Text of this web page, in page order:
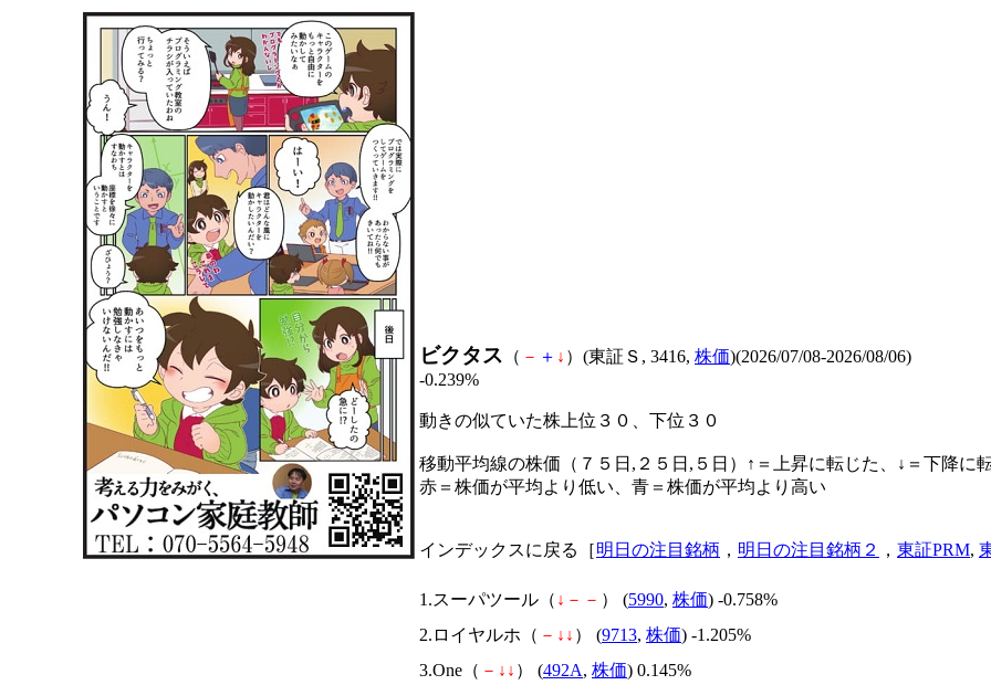
ビクタス （ － ＋ ↓ ）(東証Ｓ, 3416, 株価)(2026/07/08-2026/08/06)
-0.239%
動きの似ていた株上位３０、下位３０
移動平均線の株価（７５日,２５日,５日）↑＝上昇に転じた、↓＝下降に
赤＝株価が平均より低い、青＝株価が平均より高い
インデックスに戻る［明日の注目銘柄 ， 明日の注目銘柄２ ， 東証PRM,
1.スーパツール（ ↓ － － ） (5990, 株価) -0.758%
2.ロイヤルホ（ － ↓ ↓ ） (9713, 株価) -1.205%
3.One（ － ↓ ↓ ） (492A, 株価) 0.145%